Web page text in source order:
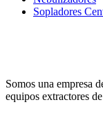
Sopladores
Somos una empresa
equipos extractores